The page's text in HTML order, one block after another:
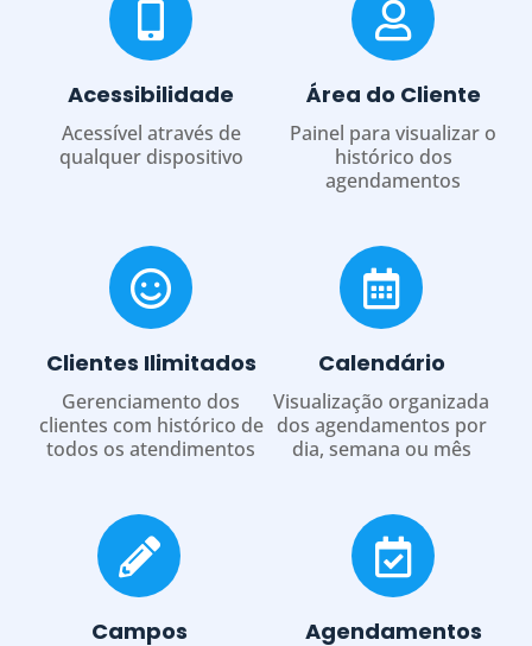
Acessibilidade
Acessível através de
qualquer dispositivo
Área do Cliente
Painel para visualizar o
histórico dos
agendamentos
Clientes Ilimitados
Gerenciamento dos
clientes com histórico de
todos os atendimentos
Calendário
Visualização organizada
dos agendamentos por
dia, semana ou mês
Campos Agendamentos